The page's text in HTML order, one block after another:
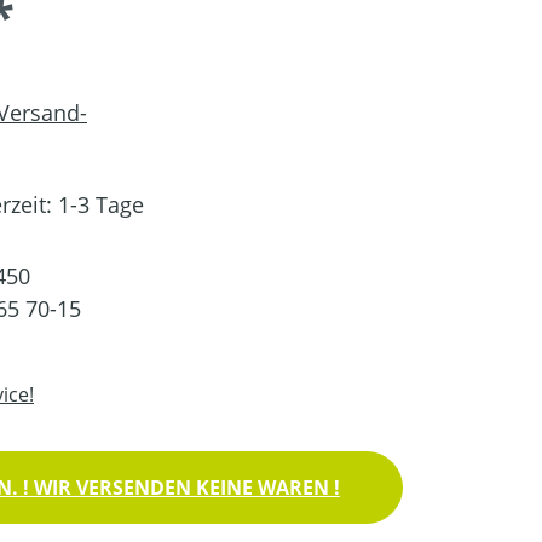
1-3 Tage
70-15
! WIR VERSENDEN KEINE WAREN !